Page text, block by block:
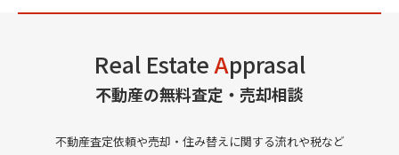
Real EstateApprasal
不動産の無料査定・売却相談
不動産査定依頼や売却・住み替えに関する流れや税など